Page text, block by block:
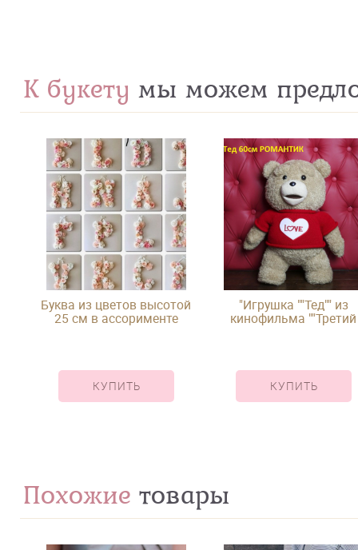
К букету мы можем
Буква из цветов высотой
25 см в ассорименте
КУПИТЬ
"Игрушка ""Тед"" из
кинофильма ""Третий
КУПИТЬ
Похожие товары